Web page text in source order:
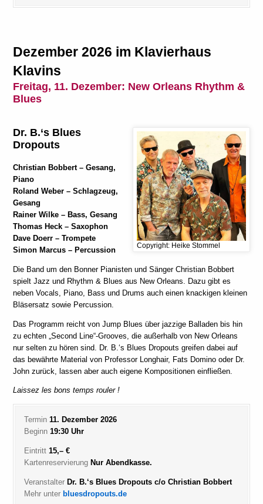
Dezember 2026 im Klavierhaus
Klavins
Freitag, 11. Dezember: New Orleans Rhythm &
Blues
Copyright: Heike Stommel
Dr. B.‘s Blues
Dropouts
Christian Bobbert– Gesang,
Piano
Roland Weber – Schlagzeug,
Gesang
Rainer Wilke – Bass, Gesang
Thomas Heck – Saxophon
Dave Doerr – Trompete
Simon Marcus – Percussion
Die Band um den Bonner Pianisten und Sänger Christian Bobbert
spielt Jazz und Rhythm & Blues aus New Orleans. Dazu gibt es
neben Vocals, Piano, Bass und Drums auch einen knackigen kleinen
Bläsersatz sowie Percussion.
Das Programm reicht von Jump Blues über jazzige Balladen bis hin
zu echten „Second Line“-Grooves, die außerhalb von New Orleans
nur selten zu hören sind. Dr. B.‘s Blues Dropouts greifen dabei auf
das bewährte Material von Professor Longhair, Fats Domino oder Dr.
John zurück, lassen aber auch eigene Kompositionen einfließen.
Laissez les bons temps rouler !
Termin11. Dezember 2026
Beginn19:30 Uhr
Eintritt15,– €
Kartenreservierung Nur Abendkasse.
VeranstalterDr. B.‘s Blues Dropouts c/o Christian Bobbert
Mehr unterbluesdropouts.de